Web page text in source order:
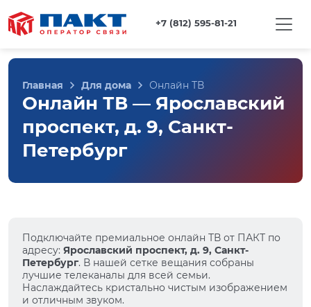
+7 (812) 595-81-21
Главная Для дома Онлайн ТВ
Онлайн ТВ — Ярославский
проспект, д. 9, Санкт-
Петербург
Подключайте премиальное онлайн ТВ от ПАКТ по
адресу: Ярославский проспект, д. 9, Санкт-
Петербург. В нашей сетке вещания собраны
лучшие телеканалы для всей семьи.
Наслаждайтесь кристально чистым изображением
и отличным звуком.